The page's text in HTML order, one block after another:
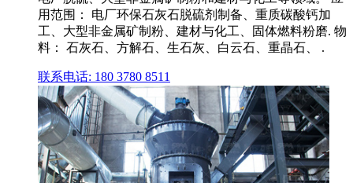
用范围： 电厂环保石灰石脱硫剂制备、重质碳酸钙加
工、大型非金属矿制粉、建材与化工、固体燃料粉磨. 物
料： 石灰石、方解石、生石灰、白云石、重晶石、 .
联系电话: 180 3780 8511